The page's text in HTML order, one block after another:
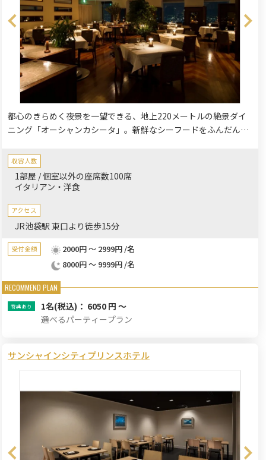
都心のきらめく夜景を一望できる、地上220メートルの絶景ダイ
ニング「オーシャンカシータ」。新鮮なシーフードをふんだんに
す。ご家族での誕生日や記念日のお祝い、大切な方との接待・会
食など、特別な食事会にふさわしい空間とサービスをご提供。
「選べるパーティープラン」で、シーンやゲストに合わせた最適
ュシーフードフェア」や「神山しいたけフェア」など、旬の食材
を活かした期間限定メニューも魅力です。お子様連れのお客様も
いただけます。記憶に残る美食体験と絶景を「オーシャンカシー
タ」でどうぞ。
収容人数
1部屋 / 個室以外の座席数100席
イタリアン・洋食
アクセス
JR池袋駅 東口より徒歩15分
受付金額
2000円 ～ 2999円 /名
8000円 ～ 9999円 /名
1名(税込)： 6050 円 ～
選べるパーティープラン
サンシャインシティプリンスホテル